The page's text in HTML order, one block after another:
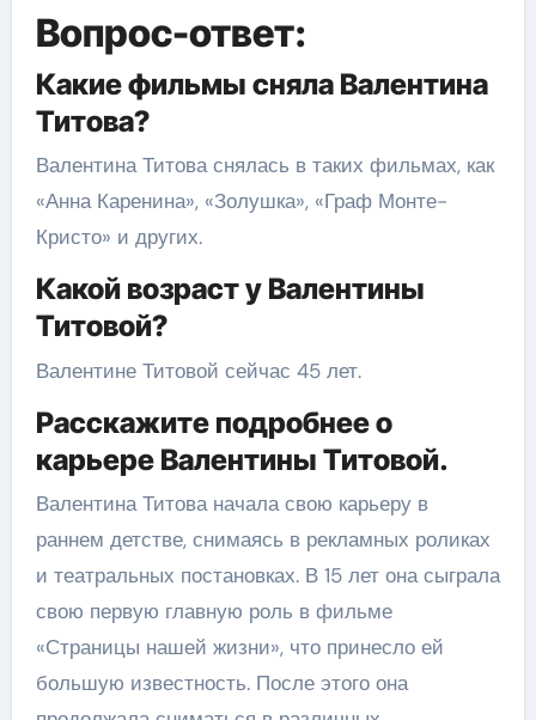
Вопрос-ответ:
Какие фильмы сняла Валентина
Титова?
Валентина Титова снялась в таких фильмах, как
«Анна Каренина», «Золушка», «Граф Монте-
Кристо» и других.
Какой возраст у Валентины
Титовой?
Валентине Титовой сейчас 45 лет.
Расскажите подробнее о
карьере Валентины Титовой.
Валентина Титова начала свою карьеру в
раннем детстве, снимаясь в рекламных роликах
и театральных постановках. В 15 лет она сыграла
свою первую главную роль в фильме
«Страницы нашей жизни», что принесло ей
большую известность. После этого она